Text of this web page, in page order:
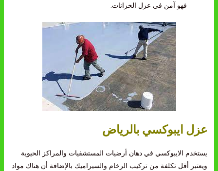
فهو آمن في عزل الخزانات.
عزل ايبوكسي بالرياض
يستخدم الايبوكسي في دهان أرضيات المستشفيات والمراكز الحيوية
ويعتبر أقل تكلفة من تركيب الرخام والسيراميك بالإضافة أن هناك مواد